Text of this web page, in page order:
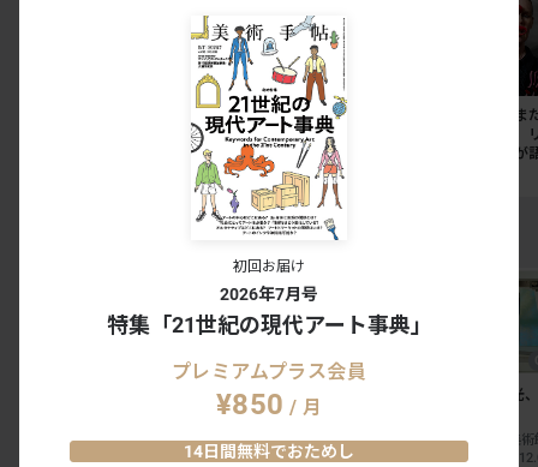
東京国立博物館のレストラ
ン3店舗が刷新。法隆寺宝
夏休みに見たい展覧会ベス
ト10（首都圏編）
INSIGHT
「私たちはま
中にいる」。
ターリングが
そごう美術館｜神奈川
2026.08.01 - 08.31
マリー・アントワネット・
スタイル
横浜美術館｜神奈川
2026.08.01 - 11.23
多田美波―光
2026.08.29 -
初回お届け
2026年7月号
特集「21世紀の現代アート事典」
プレミアムプラス会員
¥850 / 月
14日間無料でおためし